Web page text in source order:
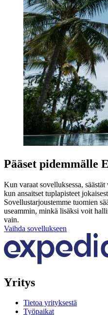
Pääset pidemmälle
Kun varaat sovelluksessa,
kun ansaitset tuplapisteet
Sovellustarjoustemme tuomien
useammin, minkä lisäksi voit
vain.
Vaihda sovellukseen
Yritys
Tietoa yrityksestä
Työpaikat